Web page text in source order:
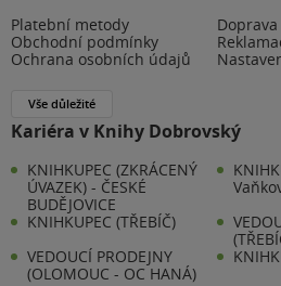
Platební metody
Doprava
Obchodní podmínky
Ochrana osobních údajů
Vše důležité
Kariéra v Knihy Dobrovský
KNIHKUPEC (ZKRÁCENÝ
ÚVAZEK) - ČESKÉ
BUDĚJOVICE
KNIHKUPEC (TŘEBÍČ)
VEDOUCÍ PRODEJNY
(OLOMOUC - OC HANÁ)